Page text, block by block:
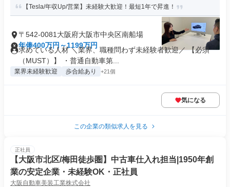
【Tesla/年収Up/営業】未経験大歓迎！最短1年で昇進！
〒542-0081大阪府大阪市中央区南船場
年俸400万円～1199万円
求めている人材 ＼業界、職種問わず未経験者歓迎／ 【必須
（MUST）】 ・普通自動車第...
業界未経験歓迎 歩合給あり +21個
気になる
この企業の類似求人を見る
正社員
【大阪市北区/梅田徒歩圏】中古車仕入れ担当|1950年創
業の安定企業・未経験OK・正社員
大阪自動車美装工業株式会社